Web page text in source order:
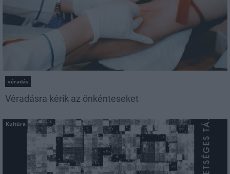
véradás
Véradásra kérik az önkénteseket
Kultúra